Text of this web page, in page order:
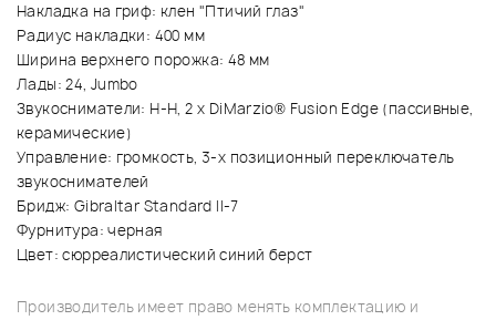
Накладка на гриф: клен "Птичий глаз"
Радиус накладки: 400 мм
Ширина верхнего порожка: 48 мм
Лады: 24, Jumbo
Звукосниматели: H-H, 2 х DiMarzio® Fusion Edge (пассивные,
керамические)
Управление: громкость, 3-х позиционный переключатель
звукоснимателей
Бридж: Gibraltar Standard II-7
Фурнитура: черная
Цвет: сюрреалистический синий берст
Производитель имеет право менять комплектацию и